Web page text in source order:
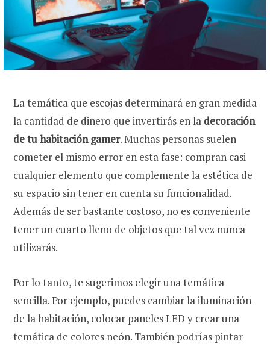
La temática que escojas determinará en gran medida
la cantidad de dinero que invertirás en la decoración
de tu habitación gamer. Muchas personas suelen
cometer el mismo error en esta fase: compran casi
cualquier elemento que complemente la estética de
su espacio sin tener en cuenta su funcionalidad.
Además de ser bastante costoso, no es conveniente
tener un cuarto lleno de objetos que tal vez nunca
utilizarás.
Por lo tanto, te sugerimos elegir una temática
sencilla. Por ejemplo, puedes cambiar la iluminación
de la habitación, colocar paneles LED y crear una
temática de colores neón. También podrías pintar